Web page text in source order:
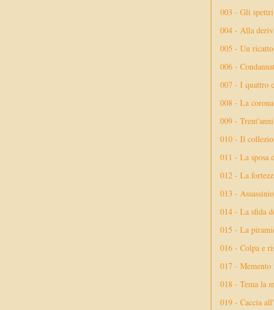
003 - Gli
004 - Alla
005 - Un
006 -
007 - I quattro
008 - La
009 -
010 - Il
011 - La sposa
012 - La
013 -
014 - La sfida
015 - La
016 - Colpa e
017 - Memento
018 - Tema la
019 - Caccia